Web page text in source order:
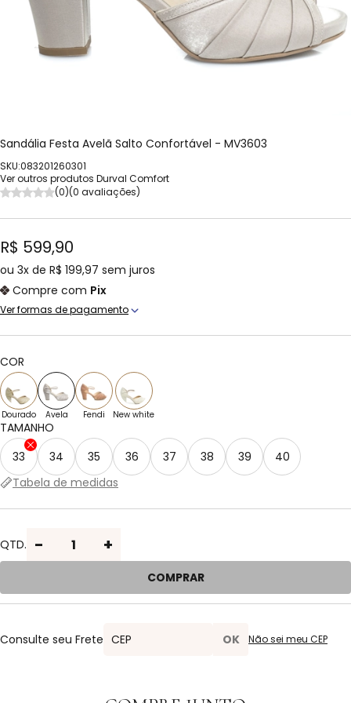
Sandália Festa Avelã Salto Confortável - MV3603
SKU:083201260301
Ver outros produtos Durval Comfort
(0)(0 avaliações)
R$ 599,90
ou 3x de R$ 199,97 sem juros
Compre com Pix
Ver formas de pagamento
1x de R$ 599,90 sem juros
2x de R$ 299,95 sem juros
3x de R$ 199,97 sem juros
1x de R$ 599,90 sem juros
PIX
1x de R$ 599,90 sem juros
COR
Dourado Avela Fendi New white
TAMANHO
33
34 35 36 37 38 39
40
Tabela de medidas
QTD. - +
COMPRAR
Consulte seu Frete Não sei meu CEP